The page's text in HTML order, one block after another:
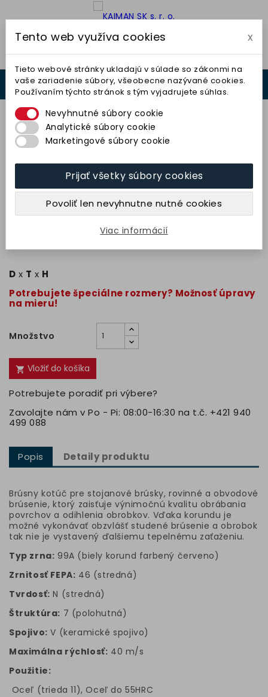
 

Kotúč plochý 350x63x127
(99A46N7V40) TYROLIT
117,19 € bez DPH 144,14 € s DPH
D x T x H
Potrebujete špeciálne rozmery? Možnosť úpravy
na mieru!
Množstvo
 Vložiť do košíka
Potrebujete poradiť pri výbere?
Zavolajte nám v Po - Pi: 08:00-16:30 na t.č. +421 940
499 088
Popis Detaily produktu
Brúsny kotúč pre stojanové brúsky, rovinné a obvodové
brúsenie, ktorý zaisťuje výnimočnú kvalitu obrábania
povrchov a odihlenia obrobkov. Vďaka korundu je
možné vykonávať obzvlášť studené brúsenie a obrobok
tak nie je vystavený ďalšiemu tepelnému zaťaženiu.
Typ zrna: 99A (biely korund farbený červeno)
Zrnitosť FEPA: 46 (stredná)
Tvrdosť: N (stredná)
Štruktúra: 7 (polohutná)
Spojivo: V (keramické spojivo)
Maximálna rýchlosť: 40 m/s
Použitie:
Oceľ (trieda 11), Oceľ do 55HRC
Tento web využíva cookies x
Tieto webové stránky ukladajú v súlade so zákonmi na
vaše zariadenie súbory, všeobecne nazývané cookies.
Používaním týchto stránok s tým vyjadrujete súhlas.
Nevyhnutné súbory cookie
Analytické súbory cookie
Marketingové súbory cookie
Prijať všetky súbory cookies
Povoliť len nevyhnutne nutné cookies
Viac informácií